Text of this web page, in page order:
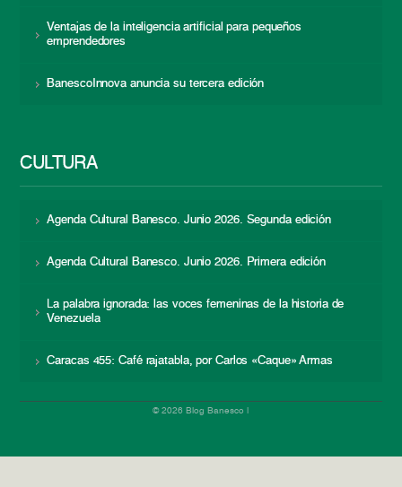
Ventajas de la inteligencia artificial para pequeños
emprendedores
BanescoInnova anuncia su tercera edición
CULTURA
Agenda Cultural Banesco. Junio 2026. Segunda edición
Agenda Cultural Banesco. Junio 2026. Primera edición
La palabra ignorada: las voces femeninas de la historia de
Venezuela
Caracas 455: Café rajatabla, por Carlos «Caque» Armas
© 2026 Blog Banesco |